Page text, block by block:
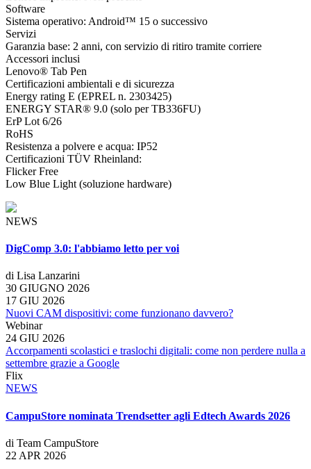
Software
Sistema operativo: Android™ 15 o successivo
Servizi
Garanzia base: 2 anni, con servizio di ritiro tramite corriere
Accessori inclusi
Lenovo® Tab Pen
Certificazioni ambientali e di sicurezza
Energy rating E (EPREL n. 2303425)
ENERGY STAR® 9.0 (solo per TB336FU)
ErP Lot 6/26
RoHS
Resistenza a polvere e acqua: IP52
Certificazioni TÜV Rheinland:
Flicker Free
Low Blue Light (soluzione hardware)
NEWS
DigComp 3.0: l'abbiamo letto per voi
di Lisa Lanzarini
30 GIUGNO 2026
17 GIU 2026
Nuovi CAM dispositivi: come funzionano davvero?
Webinar
24 GIU 2026
Accorpamenti scolastici e traslochi digitali: come non perdere nulla a
settembre grazie a Google
Flix
NEWS
CampuStore nominata Trendsetter agli Edtech Awards 2026
di Team CampuStore
22 APR 2026